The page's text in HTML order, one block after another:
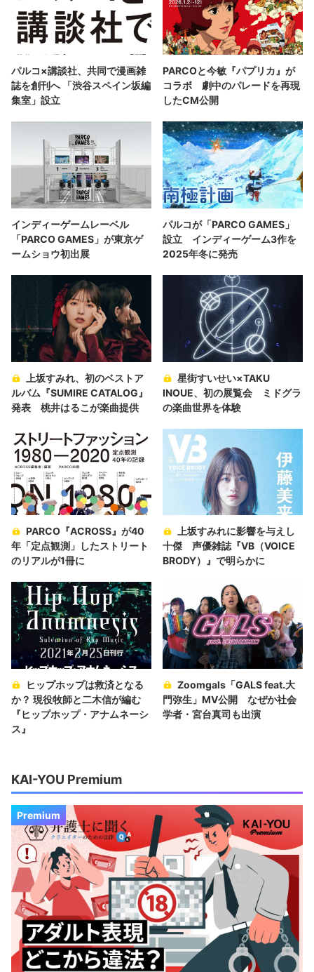
パルコ×講談社、共同で漫画雑
誌を創刊へ 「渋谷スペイン坂編
集室」設立
PARCOと今敏『パプリカ』が
コラボ 劇中のパレードを再現
したCM公開
インディーゲームレーベル
「PARCO GAMES」が東京ゲ
ームショウ初出展
パルコが「PARCO GAMES」
設立 インディーゲーム3作を
2025年冬に発売
上坂すみれ、初のベストア
ルバム『SUMIRE CATALOG』
発表 桃井はるこが楽曲提供
星街すいせい×TAKU
INOUE、初の展覧会 ミドグラ
の楽曲世界を体験
PARCO『ACROSS』が40
年「定点観測」したストリート
のリアルが1冊に
上坂すみれに影響を与えし
十傑 声優雑誌『VB（VOICE
BRODY）』で明らかに
ヒップホップは救済となる
か？ 現役牧師と二木信が編む
『ヒップホップ・アナムネーシ
ス』
Zoomgals「GALS feat.大
門弥生」MV公開 なぜか社会
学者・宮台真司も出演
KAI-YOU Premium
Premium